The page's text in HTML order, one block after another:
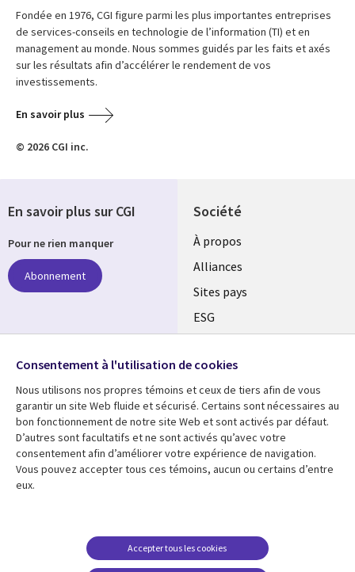
Fondée en 1976, CGI figure parmi les plus importantes entreprises
de services-conseils en technologie de l’information (TI) et en
management au monde. Nous sommes guidés par les faits et axés
sur les résultats afin d’accélérer le rendement de vos
investissements.
En savoir plus
© 2026 CGI inc.
Société
À propos
Alliances
Sites pays
ESG
Fusions
Salle de presse
Ressources
Articles
Études de cas
Support
Restrictions et
conditions juridiques
En savoir plus sur CGI
Pour ne rien manquer
Abonnement
Suivez-nous
Social
Media
Global
FR
Consentement à l'utilisation de cookies
Nous utilisons nos propres témoins et ceux de tiers afin de vous
garantir un site Web fluide et sécurisé. Certains sont nécessaires au
bon fonctionnement de notre site Web et sont activés par défaut.
D’autres sont facultatifs et ne sont activés qu’avec votre
consentement afin d’améliorer votre expérience de navigation.
Vous pouvez accepter tous ces témoins, aucun ou certains d’entre
eux.
Accepter tous les cookies